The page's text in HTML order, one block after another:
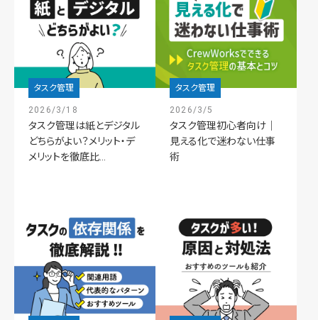
タスク管理
2026/3/18
タスク管理は紙とデジタル
どちらがよい？メリット・デ
メリットを徹底比...
タスク管理
2026/3/5
タスク管理初心者向け｜
見える化で迷わない仕事
術